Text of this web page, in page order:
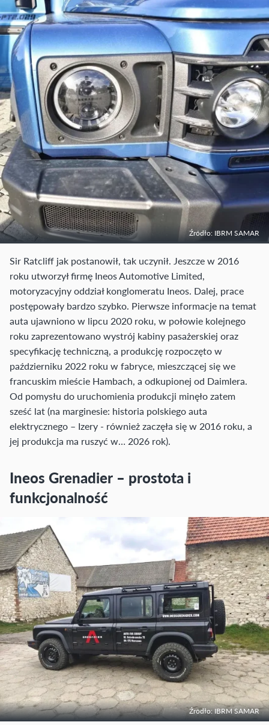
Źródło: IBRM SAMAR
Sir Ratcliff jak postanowił, tak uczynił. Jeszcze w 2016
roku utworzył firmę Ineos Automotive Limited,
motoryzacyjny oddział konglomeratu Ineos. Dalej, prace
postępowały bardzo szybko. Pierwsze informacje na temat
auta ujawniono w lipcu 2020 roku, w połowie kolejnego
roku zaprezentowano wystrój kabiny pasażerskiej oraz
specyfikację techniczną, a produkcję rozpoczęto w
październiku 2022 roku w fabryce, mieszczącej się we
francuskim mieście Hambach, a odkupionej od Daimlera.
Od pomysłu do uruchomienia produkcji minęło zatem
sześć lat (na marginesie: historia polskiego auta
elektrycznego – Izery - również zaczęła się w 2016 roku, a
jej produkcja ma ruszyć w… 2026 rok).
Ineos Grenadier – prostota i
funkcjonalność
Źródło: IBRM SAMAR